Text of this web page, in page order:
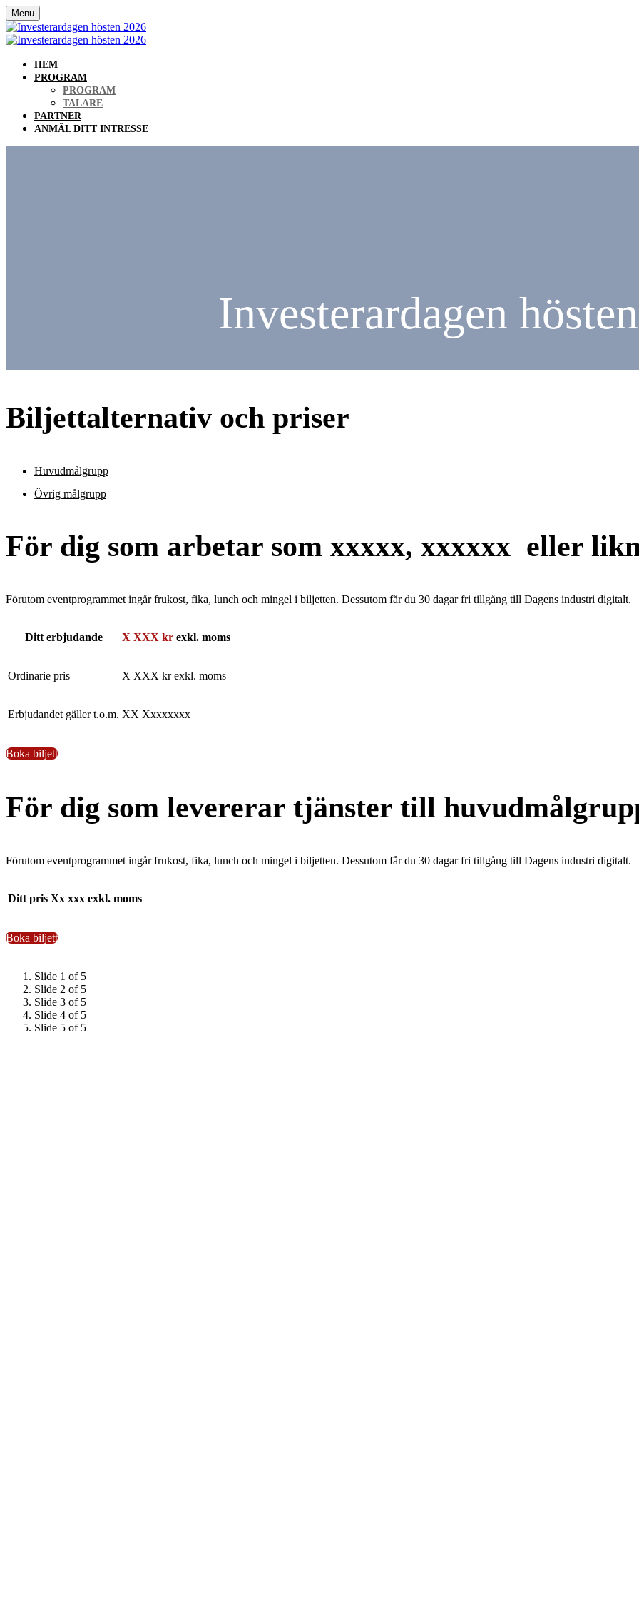
Menu
HEM
PROGRAM
PROGRAM
TALARE
PARTNER
ANMÄL DITT INTRESSE
Investerardagen
Biljettalternativ och priser
Huvudmålgrupp
Övrig målgrupp
För dig som arbetar som xxxxx, xxxxxx eller
Förutom eventprogrammet ingår frukost, fika, lunch och mingel i biljetten. Dessutom får du 30 dagar fri tillgång till Dagens industri digitalt.
Ditt erbjudande X XXX kr exkl. moms
Ordinarie pris X XXX kr exkl. moms
Erbjudandet gäller t.o.m. XX Xxxxxxxx
Boka biljett
För dig som levererar tjänster till
Förutom eventprogrammet ingår frukost, fika, lunch och mingel i biljetten. Dessutom får du 30 dagar fri tillgång till Dagens industri digitalt.
Ditt pris Xx xxx exkl. moms
Boka biljett
Slide 1 of 5
Slide 2 of 5
Slide 3 of 5
Slide 4 of 5
Slide 5 of 5